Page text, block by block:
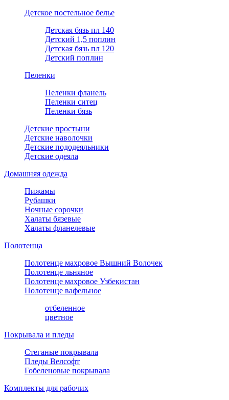
Детское постельное белье
Детская бязь пл 140
Детский 1,5 поплин
Детская бязь пл 120
Детский поплин
Пеленки
Пеленки фланель
Пеленки ситец
Пеленки бязь
Детские простыни
Детские наволочки
Детские пододеяльники
Детские одеяла
Домашняя одежда
Пижамы
Рубашки
Ночные сорочки
Халаты бязевые
Халаты фланелевые
Полотенца
Полотенце махровое Вышний Волочек
Полотенце льняное
Полотенце махровое Узбекистан
Полотенце вафельное
отбеленное
цветное
Покрывала и пледы
Стеганые покрывала
Пледы Велсофт
Гобеленовые покрывала
Комплекты для рабочих